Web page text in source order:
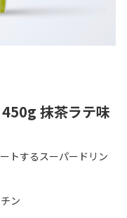
抹茶ラテ味
トするスーパードリン
ン